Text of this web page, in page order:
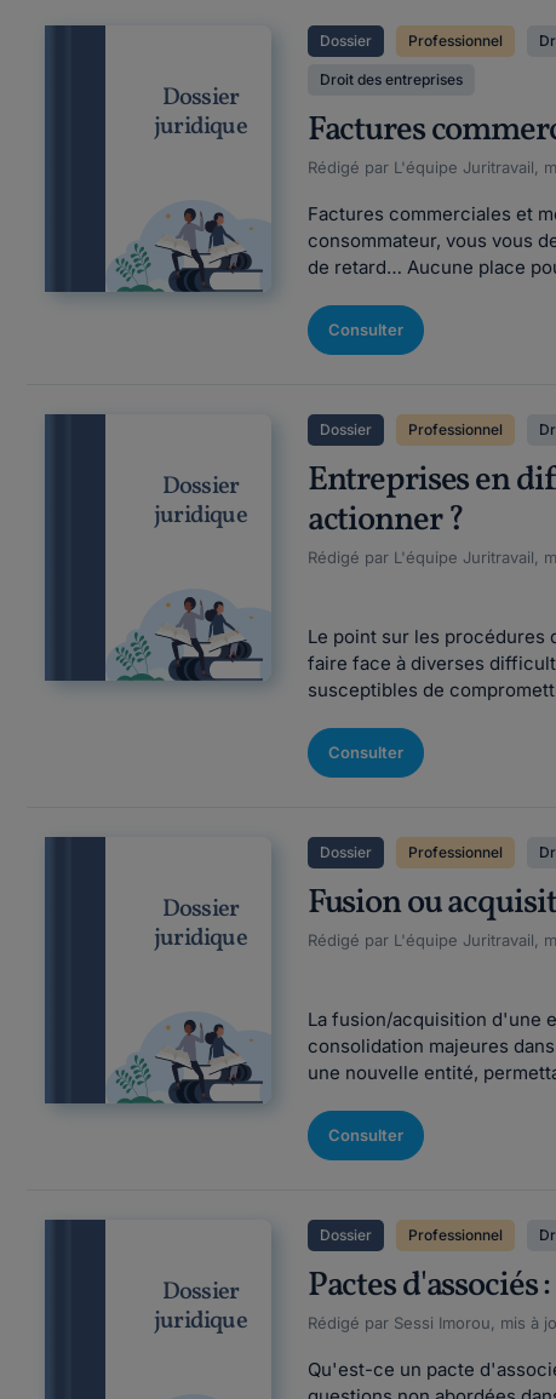
Dossier
juridique
Dossier Professionnel
Droit des entreprises
Factures
Rédigé par L'équipe Juritravail,
Factures commerciales et
consommateur, vous vous
de retard… Aucune place
Consulter
Dossier
juridique
Dossier Professionnel
Entreprises en
actionner ?
Rédigé par L'équipe Juritravail,
Le point sur les
faire face à diverses
susceptibles de
Consulter
Dossier
juridique
Dossier Professionnel
Fusion ou
Rédigé par L'équipe Juritravail,
La fusion/acquisition d'une
consolidation majeures
une nouvelle entité,
Consulter
Dossier
juridique
Dossier Professionnel
Pactes
Rédigé par Sessi Imorou, mis à
Qu'est-ce un pacte